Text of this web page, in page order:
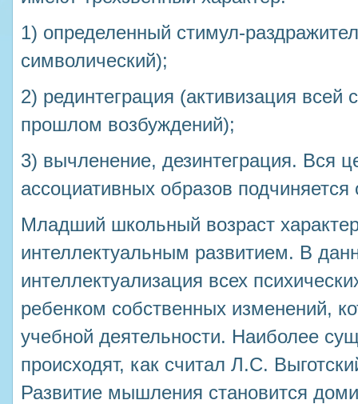
1) определенный стимул-
символический);
2) рединтеграция (активизация
прошлом возбуждений);
3) вычленение, дезинтеграция. Вся
ассоциативных образов
Младший школьный возраст
интеллектуальным развитием. В
интеллектуализация всех
ребенком собственных изменений,
учебной деятельности. Наиболее
происходят, как считал Л.С.
Развитие мышления становится